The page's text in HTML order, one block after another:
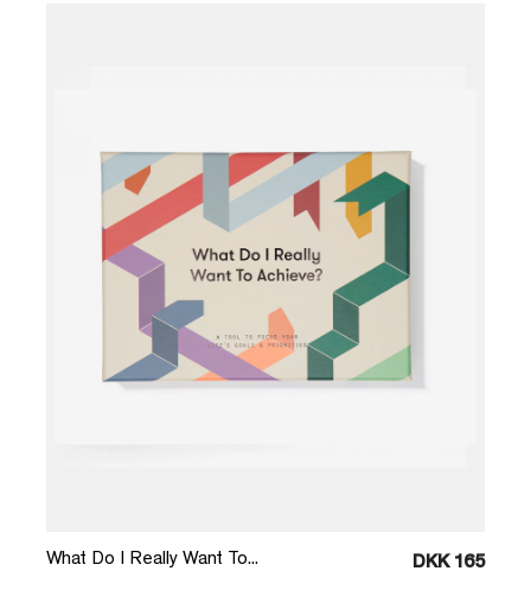
What Do I Really Want To... DKK 165